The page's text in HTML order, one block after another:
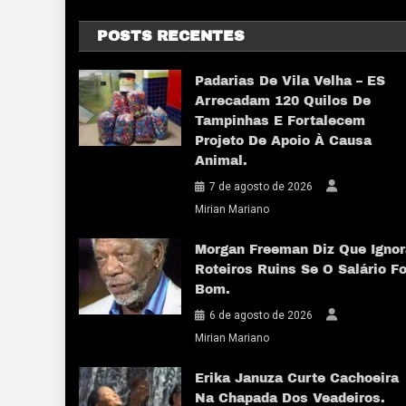
POSTS RECENTES
Padarias De Vila Velha – ES
Arrecadam 120 Quilos De
Tampinhas E Fortalecem
Projeto De Apoio À Causa
Animal.
7 de agosto de 2026
Mirian Mariano
Morgan Freeman Diz Que
Roteiros Ruins Se O Salário
Bom.
6 de agosto de 2026
Mirian Mariano
Erika Januza Curte Cachoeira
Na Chapada Dos Veadeiros.